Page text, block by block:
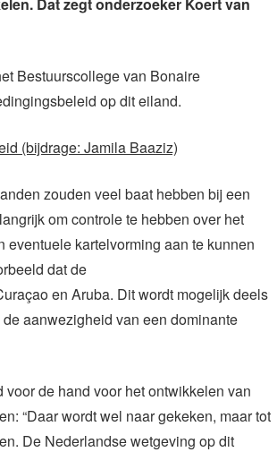
Bestuurscollege van Bonaire
op dit eiland.
(bijdrage: Jamila Baaziz)
zouden veel baat hebben bij een
om controle te hebben over het
kartelvorming aan te kunnen
dat de
en Aruba. Dit wordt mogelijk deels
aanwezigheid van een dominante
de hand voor het ontwikkelen van
“Daar wordt wel naar gekeken, maar tot
De Nederlandse wetgeving op dit